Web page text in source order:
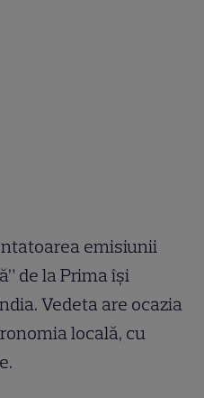
emisiunii
de la Prima îşi
Vedeta are ocazia
locală, cu